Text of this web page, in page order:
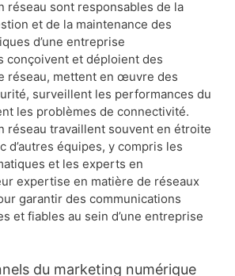
réseau sont responsables de la
et de la maintenance des
d’une entreprise
conçoivent et déploient des
réseau, mettent en œuvre des
surveillent les performances du
les problèmes de connectivité.
réseau travaillent souvent en étroite
d’autres équipes, y compris les
et les experts en
expertise en matière de réseaux
garantir des communications
et fiables au sein d’une entreprise
du marketing numérique